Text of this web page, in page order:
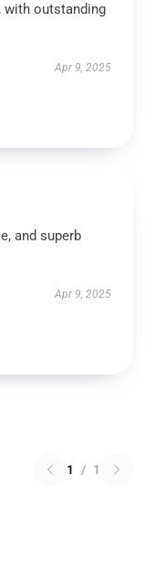
with outstanding
Apr 9, 2025
and superb
Apr 9, 2025
1 / 1